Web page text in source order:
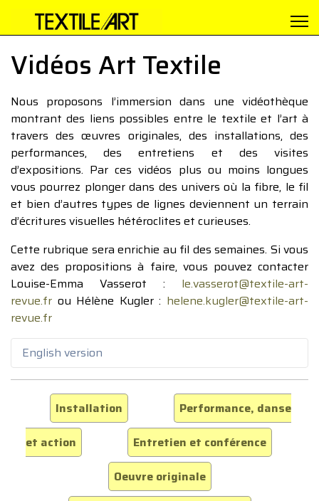
Vidéos Art Textile
Nous proposons l’immersion dans une vidéothèque
montrant des liens possibles entre le textile et l’art à
travers des œuvres originales, des installations, des
performances, des entretiens et des visites
d’expositions. Par ces vidéos plus ou moins longues
vous pourrez plonger dans des univers où la fibre, le fil
et bien d’autres types de lignes deviennent un terrain
d’écritures visuelles hétéroclites et curieuses.
Cette rubrique sera enrichie au fil des semaines. Si vous
avez des propositions à faire, vous pouvez contacter
Louise-Emma Vasserot : le.vasserot@textile-art-
revue.fr ou Hélène Kugler : helene.kugler@textile-art-
revue.fr
English version
Installation
Performance, danse
et action
Entretien et conférence
Oeuvre originale